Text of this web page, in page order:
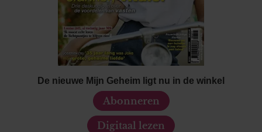
De nieuwe Mijn Geheim ligt nu in de winkel
Abonneren
Digitaal lezen